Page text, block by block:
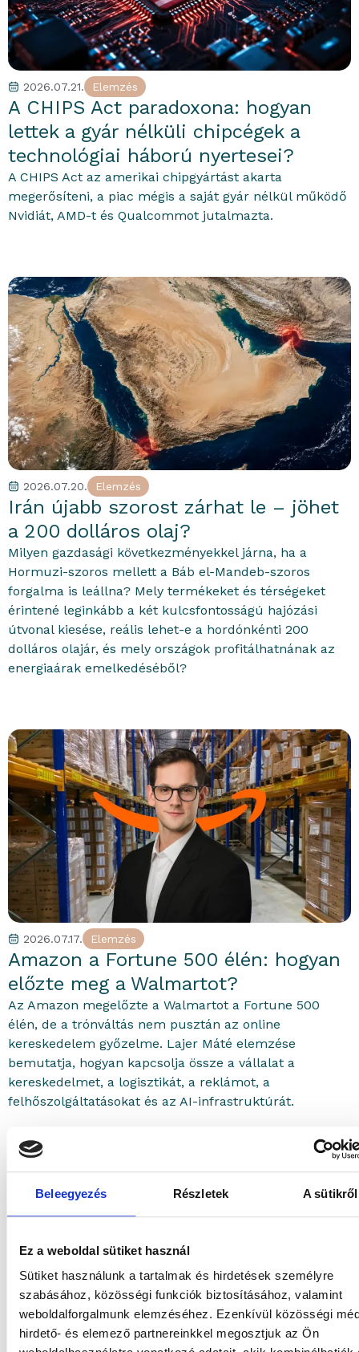
Beleegyezés Részletek A sütikről
Ez a weboldal sütiket használ
Sütiket használunk a tartalmak és hirdetések személyre
szabásához, közösségi funkciók biztosításához, valamint
weboldalforgalmunk elemzéséhez. Ezenkívül közösségi
hirdető- és elemező partnereinkkel megosztjuk az Ön
2026.07.21. Elemzés
A CHIPS Act paradoxona: hogyan
lettek a gyár nélküli chipcégek a
technológiai háború nyertesei?
A CHIPS Act az amerikai chipgyártást akarta
megerősíteni, a piac mégis a saját gyár nélkül működő
Nvidiát, AMD-t és Qualcommot jutalmazta.
2026.07.20. Elemzés
Irán újabb szorost zárhat le – jöhet
a 200 dolláros olaj?
Milyen gazdasági következményekkel járna, ha a
Hormuzi-szoros mellett a Báb el-Mandeb-szoros
forgalma is leállna? Mely termékeket és térségeket
érintené leginkább a két kulcsfontosságú hajózási
útvonal kiesése, reális lehet-e a hordónkénti 200
dolláros olajár, és mely országok profitálhatnának az
energiaárak emelkedéséből?
2026.07.17. Elemzés
Amazon a Fortune 500 élén: hogyan
előzte meg a Walmartot?
Az Amazon megelőzte a Walmartot a Fortune 500
élén, de a trónváltás nem pusztán az online
kereskedelem győzelme. Lajer Máté elemzése
bemutatja, hogyan kapcsolja össze a vállalat a
kereskedelmet, a logisztikát, a reklámot, a
felhőszolgáltatásokat és az AI-infrastruktúrát.